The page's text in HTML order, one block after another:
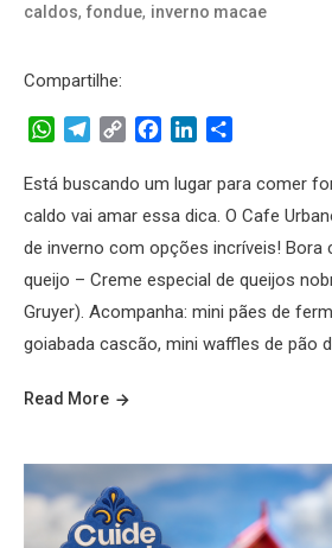
caldos, fondue, inverno macae
Compartilhe:
WhatsApp
Telegram
Copy
FacebookLinkedIn
Está buscando um lugar para comer
caldo vai amar essa dica. O Cafe
de inverno com opções incríveis! Bora
queijo – Creme especial de queijos
Gruyer). Acompanha: mini pães de
goiabada cascão, mini waffles de pão
Read More